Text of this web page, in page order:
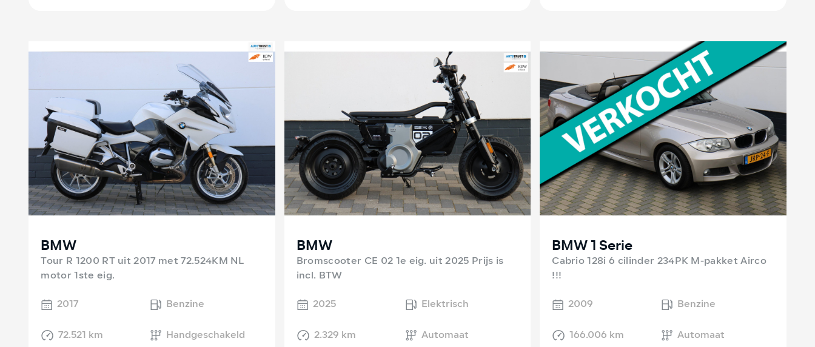
BMW
Tour R 1200 RT uit 2017 met 72.524KM NL
motor 1ste eig.
2017
Benzine
72.521 km Handgeschakeld
BMW
Bromscooter CE 02 1e eig. uit 2025 Prijs is
incl. BTW
2025
Elektrisch
2.329 km Automaat
BMW 1 Serie
Cabrio 128i 6 cilinder 234PK M-pakket Airco
!!!
2009
Benzine
166.006 km Automaat